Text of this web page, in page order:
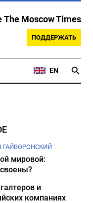
The Moscow Times
ПОДДЕРЖАТЬ
EN
ГАЙВОРОНСКИЙ
мировой:
и
компаниях